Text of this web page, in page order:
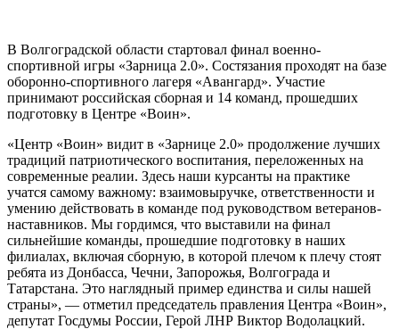
В Волгоградской области стартовал финал военно-
спортивной игры «Зарница 2.0». Состязания проходят на базе
оборонно-спортивного лагеря «Авангард». Участие
принимают российская сборная и 14 команд, прошедших
подготовку в Центре «Воин».
«Центр «Воин» видит в «Зарнице 2.0» продолжение лучших
традиций патриотического воспитания, переложенных на
современные реалии. Здесь наши курсанты на практике
учатся самому важному: взаимовыручке, ответственности и
умению действовать в команде под руководством ветеранов-
наставников. Мы гордимся, что выставили на финал
сильнейшие команды, прошедшие подготовку в наших
филиалах, включая сборную, в которой плечом к плечу стоят
ребята из Донбасса, Чечни, Запорожья, Волгограда и
Татарстана. Это наглядный пример единства и силы нашей
страны», — отметил председатель правления Центра «Воин»,
депутат Госдумы России, Герой ЛНР Виктор Водолацкий.